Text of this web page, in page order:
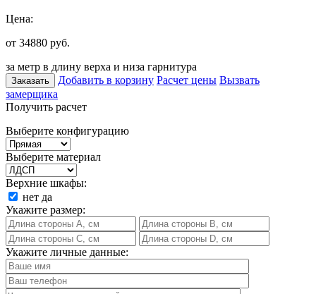
Цена:
от 34880 руб.
за метр в длину верха и низа гарнитура
Заказать Добавить в корзину Расчет цены Вызвать
замерщика
Получить расчет
Выберите конфигурацию
Выберите материал
Верхние шкафы:
нет да
Укажите размер:
Укажите личные данные: